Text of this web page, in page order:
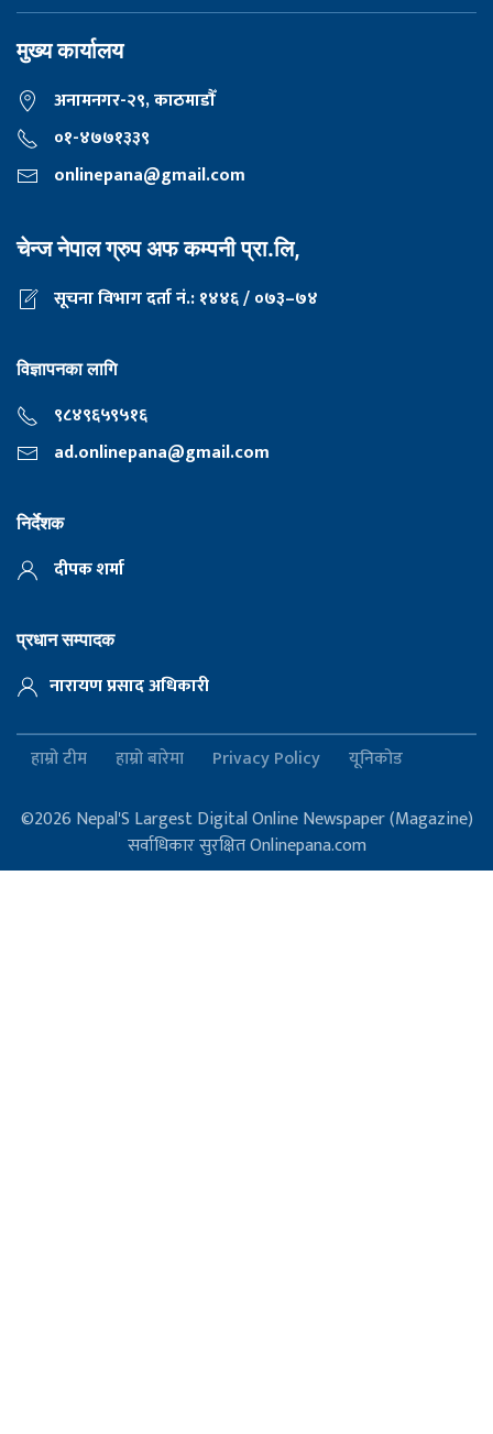
मुख्य कार्यालय
अनामनगर-२९, काठमाडाैँ
०१-४७७१३३९
onlinepana@gmail.com
चेन्ज नेपाल ग्रुप अफ कम्पनी प्रा.लि,
सूचना विभाग दर्ता नं.: १४४६ / ०७३–७४
विज्ञापनका लागि
९८४९६५९५१६
ad.onlinepana@gmail.com
निर्देशक
दीपक शर्मा
प्रधान सम्पादक
नारायण प्रसाद अधिकारी
हाम्रो टीम हाम्रो बारेमा Privacy Policy यूनिकोड
©2026 Nepal'S Largest Digital Online Newspaper (Magazine)
सर्वाधिकार सुरक्षित Onlinepana.com